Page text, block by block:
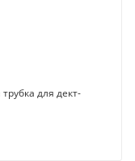
для дект-